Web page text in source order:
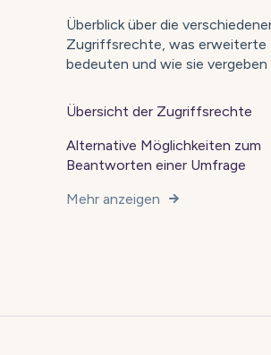
Überblick über die
Zugriffsrechte, was erweiterte
bedeuten und wie sie vergeben
Übersicht der Zugriffsrechte
Alternative Möglichkeiten zum
Beantworten einer Umfrage
Mehr anzeigen